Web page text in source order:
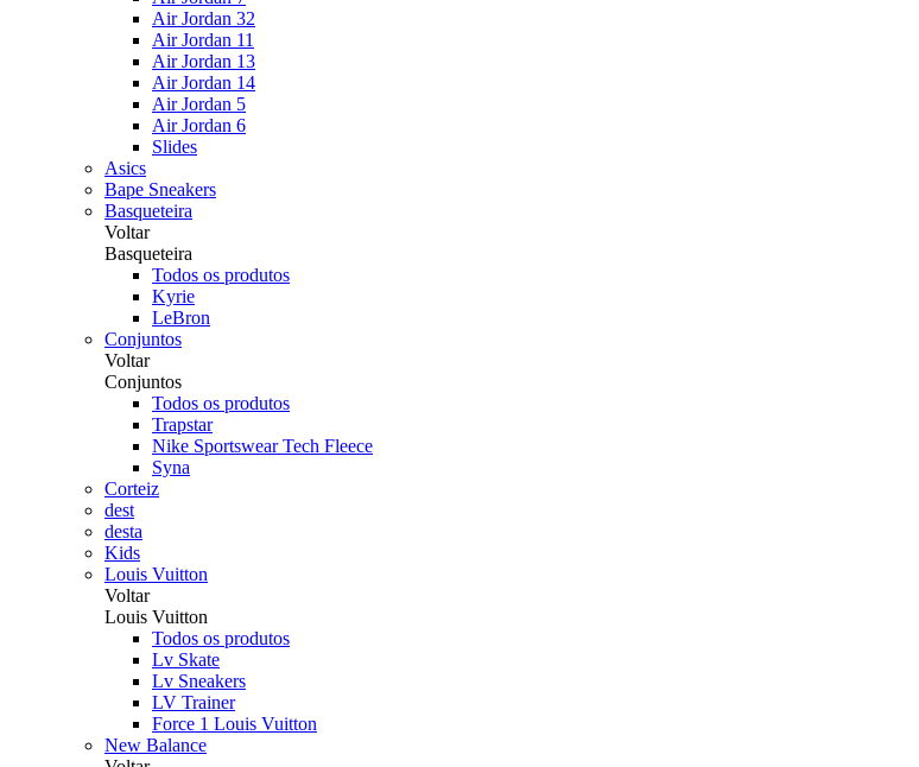
Air Jordan 32
Air Jordan 11
Air Jordan 13
Air Jordan 14
Air Jordan 5
Air Jordan 6
Slides
Asics
Bape Sneakers
Basqueteira
Voltar
Basqueteira
Todos os produtos
Kyrie
LeBron
Conjuntos
Voltar
Conjuntos
Todos os produtos
Trapstar
Nike Sportswear Tech Fleece
Syna
Corteiz
dest
desta
Kids
Louis Vuitton
Voltar
Louis Vuitton
Todos os produtos
Lv Skate
Lv Sneakers
LV Trainer
Force 1 Louis Vuitton
New Balance